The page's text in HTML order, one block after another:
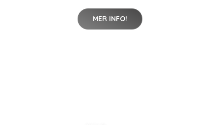
MER INFO!